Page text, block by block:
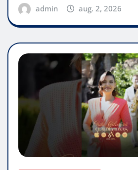
admin aug. 2, 2026